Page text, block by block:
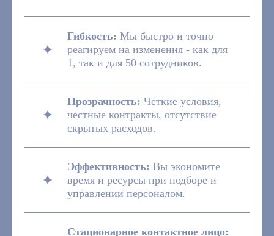
Гибкость: Мы быстро и точно
реагируем на изменения - как для
1, так и для 50 сотрудников.
Прозрачность: Четкие условия,
честные контракты, отсутствие
скрытых расходов.
Эффективность: Вы экономите
время и ресурсы при подборе и
управлении персоналом.
Стационарное контактное лицо: